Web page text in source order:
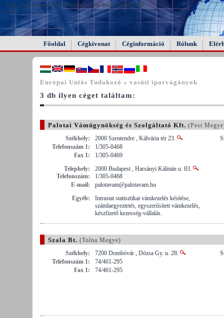
FAIL (the browser should render some flash content, not
this).
Főoldal Cégkivonat Céginformáció Rólunk
Európai Uniós Tudakozó « vasúti iparvágányok
3 db ilyen céget találtam:
Palotai Vámügynökség és Szolgáltató Kft. (Pest
Székhely:
2000 Szentendre , Kálvária tér 23.
Telefonszám 1:
1/305-0468
Fax 1:
1/305-0469
Telephely:
2000 Budapest , Harsányi Kálmán u. 83.
Telefonszám:
1/305-0468
E-mail:
palotavam@palotavam.hu
Egyéb:
Intrastat statisztikai vámkezelés késítése,
számlaegyeztetés, egyszerűsített vámkezelés,
készfizető kezesség-vállalás.
Szala Bt. (Tolna Megye)
Székhely:
7200 Dombóvár , Dózsa Gy. u. 28.
Telefonszám 1:
74/461-295
Fax 1:
74/461-295